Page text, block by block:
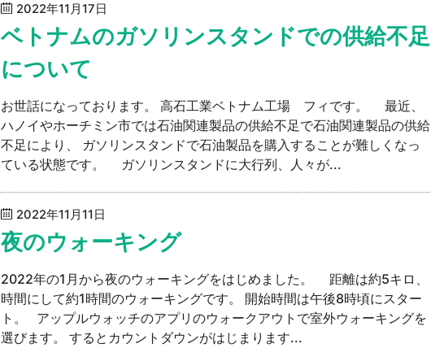
2022年11月17日
ベトナムのガソリンスタンドでの供給不足
について
お世話になっております。 高石工業ベトナム工場 フィです。 最近、
ハノイやホーチミン市では石油関連製品の供給不足で石油関連製品の供給
不足により、 ガソリンスタンドで石油製品を購入することが難しくなっ
ている状態です。 ガソリンスタンドに大行列、人々が...
2022年11月11日
夜のウォーキング
2022年の1月から夜のウォーキングをはじめました。 距離は約5キロ、
時間にして約1時間のウォーキングです。 開始時間は午後8時頃にスター
ト。 アップルウォッチのアプリのウォークアウトで室外ウォーキングを
選びます。 するとカウントダウンがはじまります...